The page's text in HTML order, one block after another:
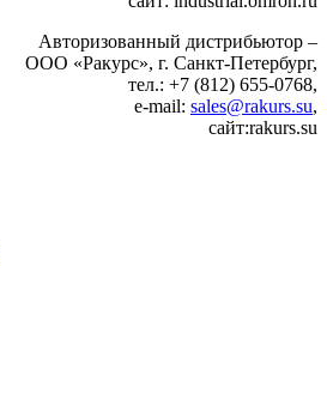
Авторизованный дистрибьютор –
ООО «Ракурс», г. Санкт-Петербург,
тел.: +7 (812) 655-0768,
e-mail: sales@rakurs.su,
сайт:rakurs.su